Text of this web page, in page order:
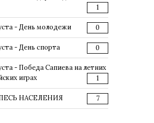
1
- День молодежи 0
- День спорта 0
- Победа Сапиева на летних
играх
1
НАСЕЛЕНИЯ 7